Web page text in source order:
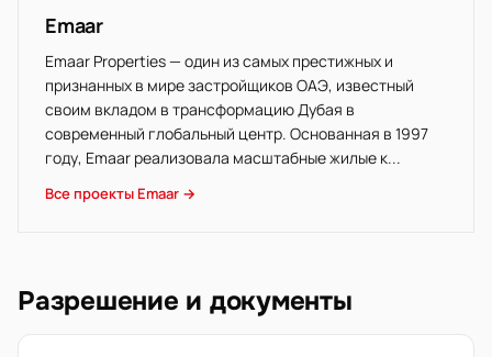
Emaar
Emaar Properties — один из самых престижных и
признанных в мире застройщиков ОАЭ, известный
своим вкладом в трансформацию Дубая в
современный глобальный центр. Основанная в 1997
году, Emaar реализовала масштабные жилые к...
Все проекты Emaar →
Разрешение и документы